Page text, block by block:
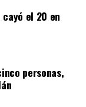
el 20 en
personas,